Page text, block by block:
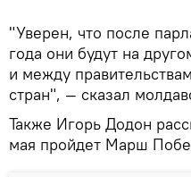
"Уверен, что после
года они будут на
и между
стран", — сказал
Также Игорь Додон
мая пройдет Марш